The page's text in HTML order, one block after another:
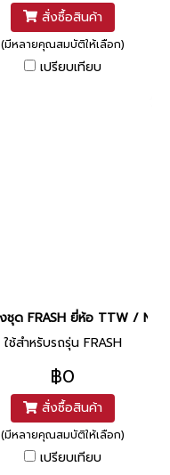
สั่งซื้อสินค้า
(มีหลายคุณสมบัติให้เลือก)
เปรียบเทียบ
ชุด FRASH ยี่ห้อ TTW /
ใช้สำหรับรถรุ่น FRASH
฿0
สั่งซื้อสินค้า
(มีหลายคุณสมบัติให้เลือก)
เปรียบเทียบ